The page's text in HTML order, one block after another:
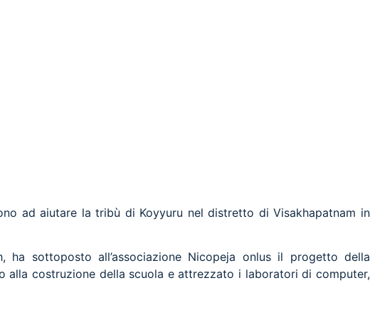
ad aiutare la tribù di Koyyuru nel distretto di Visakhapatnam in
sottoposto all’associazione Nicopeja onlus il progetto della
alla costruzione della scuola e attrezzato i laboratori di computer,